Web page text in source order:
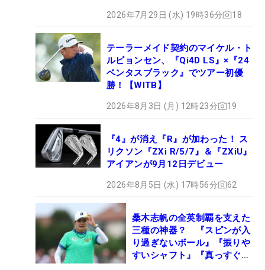
2026年7月29日 (水) 19時36分 18
テーラーメイド契約のマイケル・ト
ルビョンセン、『Qi4D LS』×『24
ベンタスブラック』でツアー初優
勝！【WITB】
2026年8月3日 (月) 12時23分 19
『4』が消え『R』が加わった！ ス
リクソン『ZXi R/5/7』＆『ZXiU』
アイアンが9月12日デビュー
2026年8月5日 (水) 17時56分 62
桑木志帆の全英制覇を支えた
三種の神器？ 『スピンが入
り過ぎないボール』『振りや
すいシャフト』『真っすぐ飛